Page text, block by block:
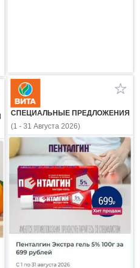
СПЕЦИАЛЬНЫЕ ПРЕДЛОЖЕНИЯ
(1 - 31 Августа 2026)